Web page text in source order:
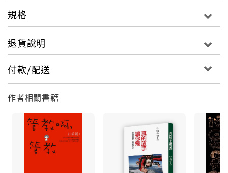
「不要跟媽媽說，我買糖果給你。」
喜歡扯後腿的好人，無所不在。
對孩子說不，需要堅強的意志力，和永不放棄的耐力。
你以為我不想討孩子歡心嗎？
我不能，因為我對孩子還有責任在。
如果你沒有當壞人的「天份」，至少要是那個壞人背後
的支持力量。
剛開始，家庭裡這個壞人的角色，沒這麼鮮明；
規格
退貨說明
付款/配送
作者相關書籍